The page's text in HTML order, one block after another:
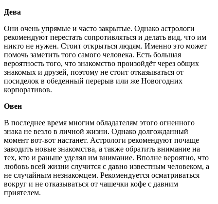
Дева
Они очень упрямые и часто закрытые. Однако астрологи
рекомендуют перестать сопротивляться и делать вид, что им
никто не нужен. Стоит открыться людям. Именно это может
помочь заметить того самого человека. Есть большая
вероятность того, что знакомство произойдёт через общих
знакомых и друзей, поэтому не стоит отказываться от
посиделок в обеденный перерыв или же Новогодних
корпоративов.
Овен
В последнее время многим обладателям этого огненного
знака не везло в личной жизни. Однако долгожданный
момент вот-вот настанет. Астрологи рекомендуют почаще
заводить новые знакомства, а также обратить внимание на
тех, кто и раньше уделял им внимание. Вполне вероятно, что
любовь всей жизни случится с давно известным человеком, а
не случайным незнакомцем. Рекомендуется осматриваться
вокруг и не отказываться от чашечки кофе с давним
приятелем.